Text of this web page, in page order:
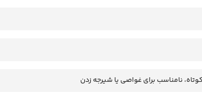
نامناسب برای غواصی یا شیرجه زدن